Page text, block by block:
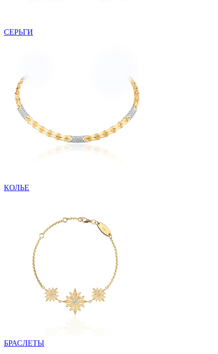
СЕРЬГИ
КОЛЬЕ
БРАСЛЕТЫ